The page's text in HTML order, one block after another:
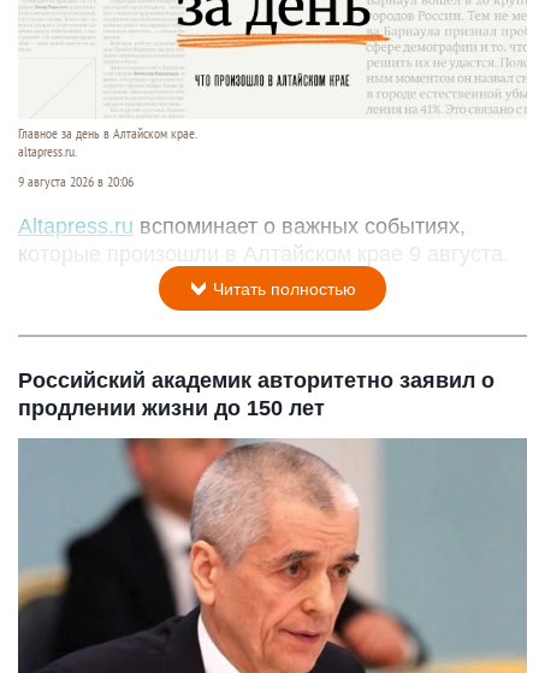
Главное за день в Алтайском крае.
altapress.ru.
9 августа 2026 в 20:06
Altapress.ru вспоминает о важных событиях,
которые произошли в Алтайском крае 9 августа.
Читать полностью
Российский академик авторитетно заявил о
продлении жизни до 150 лет